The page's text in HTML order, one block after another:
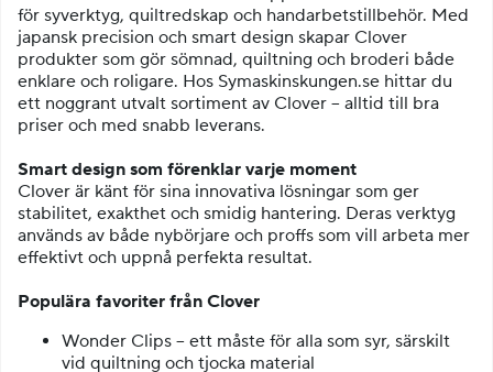
för syverktyg, quiltredskap och handarbets­tillbehör. Med
japansk precision och smart design skapar Clover
produkter som gör sömnad, quiltning och broderi både
enklare och roligare. Hos Symaskinskungen.se hittar du
ett noggrant utvalt sortiment av Clover – alltid till bra
priser och med snabb leverans.
Smart design som förenklar varje moment
Clover är känt för sina innovativa lösningar som ger
stabilitet, exakthet och smidig hantering. Deras verktyg
används av både nybörjare och proffs som vill arbeta mer
effektivt och uppnå perfekta resultat.
Populära favoriter från Clover
Wonder Clips – ett måste för alla som syr, särskilt
vid quiltning och tjocka material